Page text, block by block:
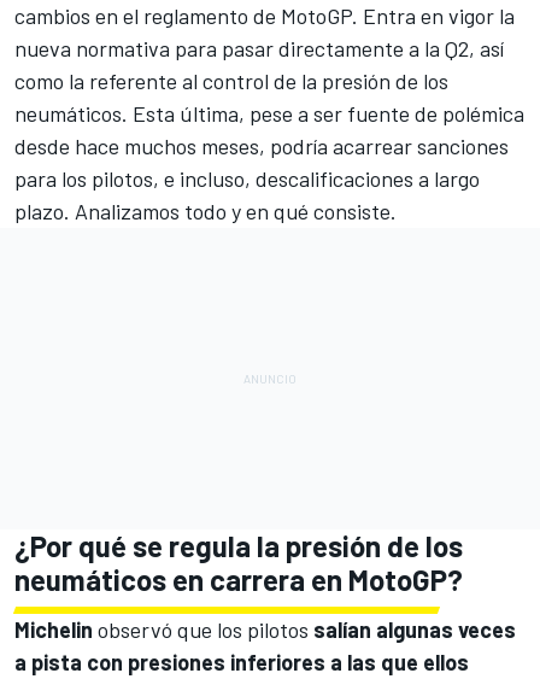
cambios en el reglamento de MotoGP. Entra en vigor la
nueva normativa para pasar directamente a la Q2, así
como la referente al control de la presión de los
neumáticos. Esta última, pese a ser fuente de polémica
desde hace muchos meses, podría acarrear sanciones
para los pilotos, e incluso, descalificaciones a largo
plazo. Analizamos todo y en qué consiste.
¿Por qué se regula la presión de los
neumáticos en carrera en MotoGP?
Michelin observó que los pilotos salían algunas veces
a pista con presiones inferiores a las que ellos